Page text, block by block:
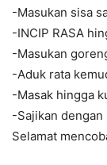
-Masukan sisa
-INCIP RASA
-Masukan
-Aduk rata
-Masak hingga
-Sajikan
Selamat